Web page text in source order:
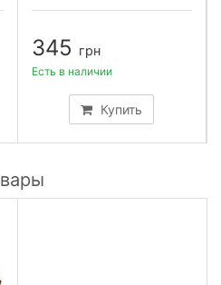
345 грн
Купить
Есть в наличии